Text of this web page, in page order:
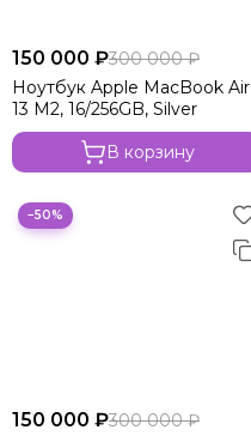
150 000 ₽300 000 ₽
Ноутбук Apple MacBook Air
13 M2, 16/256GB, Silver
В корзину
−50%
150 000 ₽300 000 ₽